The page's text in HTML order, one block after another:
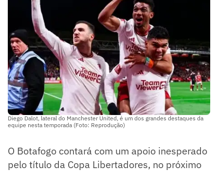
Diego Dalot, lateral do Manchester United, é um dos grandes destaques da
equipe nesta temporada (Foto: Reprodução)
O Botafogo contará com um apoio inesperado
pelo título da Copa Libertadores, no próximo